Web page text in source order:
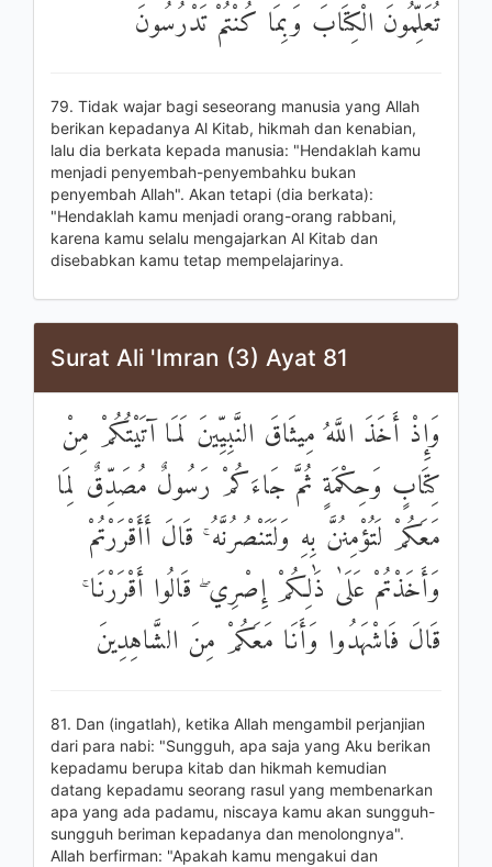
تُعَلِّمُونَ الْكِتَابَ وَبِمَا كُنْتُمْ تَدْرُسُونَ
79. Tidak wajar bagi seseorang manusia yang Allah
berikan kepadanya Al Kitab, hikmah dan kenabian,
lalu dia berkata kepada manusia: "Hendaklah kamu
menjadi penyembah-penyembahku bukan
penyembah Allah". Akan tetapi (dia berkata):
"Hendaklah kamu menjadi orang-orang rabbani,
karena kamu selalu mengajarkan Al Kitab dan
disebabkan kamu tetap mempelajarinya.
Surat Ali 'Imran (3) Ayat 81
وَإِذْ أَخَذَ اللَّهُ مِيثَاقَ النَّبِيِّينَ لَمَا آتَيْتُكُمْ مِنْ
كِتَابٍ وَحِكْمَةٍ ثُمَّ جَاءَكُمْ رَسُولٌ مُصَدِّقٌ لِمَا
مَعَكُمْ لَتُؤْمِنُنَّ بِهِ وَلَتَنْصُرُنَّهُ ۚ قَالَ أَأَقْرَرْتُمْ
وَأَخَذْتُمْ عَلَىٰ ذَٰلِكُمْ إِصْرِي ۖ قَالُوا أَقْرَرْنَا ۚ
قَالَ فَاشْهَدُوا وَأَنَا مَعَكُمْ مِنَ الشَّاهِدِينَ
81. Dan (ingatlah), ketika Allah mengambil perjanjian
dari para nabi: "Sungguh, apa saja yang Aku berikan
kepadamu berupa kitab dan hikmah kemudian
datang kepadamu seorang rasul yang membenarkan
apa yang ada padamu, niscaya kamu akan sungguh-
sungguh beriman kepadanya dan menolongnya".
Allah berfirman: "Apakah kamu mengakui dan